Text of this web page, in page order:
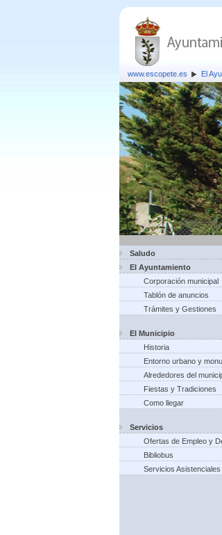
www.escopete.es El
Saludo
El Ayuntamiento
Corporación municipal
Tablón de anuncios
Trámites y Gestiones
El Municipio
Historia
Entorno urbano y
Alrededores del
Fiestas y Tradiciones
Como llegar
Servicios
Ofertas de Empleo y
Bibliobus
Servicios